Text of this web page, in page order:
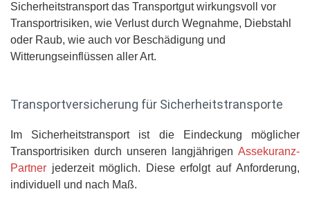
Sicherheitstransport das Transportgut wirkungsvoll vor
Transportrisiken, wie Verlust durch Wegnahme, Diebstahl
oder Raub, wie auch vor Beschädigung und
Witterungseinflüssen aller Art.
Transportversicherung für Sicherheitstransporte
Im Sicherheitstransport ist die Eindeckung möglicher
Transportrisiken durch unseren langjährigen Assekuranz-
Partner jederzeit möglich. Diese erfolgt auf Anforderung,
individuell und nach Maß.